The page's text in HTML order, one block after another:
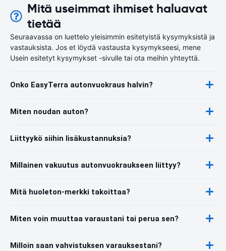
Mitä useimmat ihmiset haluavat
tietää
Seuraavassa on luettelo yleisimmin esitetyistä kysymyksistä ja
vastauksista. Jos et löydä vastausta kysymykseesi, mene
Usein esitetyt kysymykset -sivulle tai ota meihin yhteyttä.
Onko EasyTerra autonvuokraus halvin?
Miten noudan auton?
Liittyykö siihin lisäkustannuksia?
Millainen vakuutus autonvuokraukseen liittyy?
Mitä huoleton-merkki takoittaa?
Miten voin muuttaa varaustani tai perua sen?
Milloin saan vahvistuksen varauksestani?